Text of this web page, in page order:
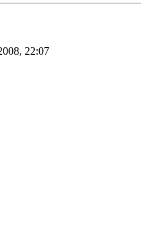
22:07